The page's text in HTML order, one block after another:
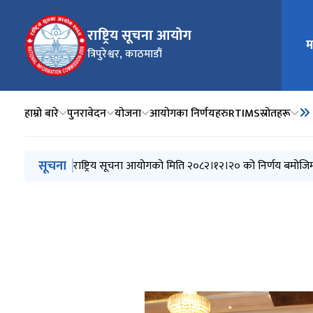
राष्ट्रिय सूचना आयोग
त्रिपुरेश्वर, काठमाडौं
मुख्य
हाम्रो बारे पुनरावेदन योजना आयोगका निर्णयहरुRTIMSस्रोतहरू
मुख्य नेभिगेसनमा जानुहोस्
सूचना राष्ट्रिय सूचना आयोगको मिति २०८२।१२।२० को निर्णय